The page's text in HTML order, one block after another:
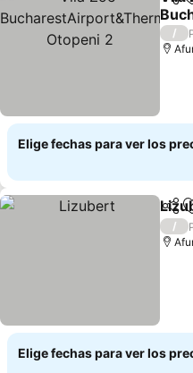
Ver
/
Elige fechas para ver los
/
Elige fechas para ver los